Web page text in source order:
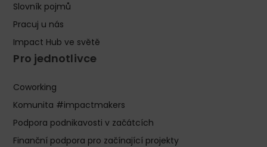
Slovník pojmů
Pracuj u nás
Impact Hub ve světě
Pro jednotlivce
Coworking
Komunita #impactmakers
Podpora podnikavosti v začátcích
Finanční podpora pro začínající projekty